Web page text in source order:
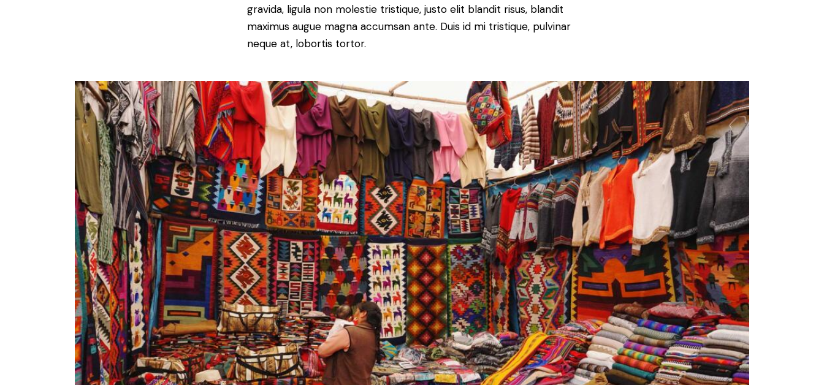
gravida, ligula non molestie tristique, justo elit blandit risus, blandit
maximus augue magna accumsan ante. Duis id mi tristique, pulvinar
neque at, lobortis tortor.